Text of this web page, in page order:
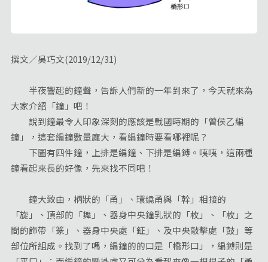
撰文／吳巧文(2019/12/31)
半夜響起的鐘聲，告訴人們新的一年到來了，今天就來為
大家介紹「鐘」吧！
說到鐘最令人印象深刻的應該是戰國時期的「曾侯乙編
鐘」，這套編鐘數量龐大，看編鐘時要看哪裡呢？
下圖有四件鐘，上排是編鐘、下排是編鎛。咦咦，這兩種
鐘看起來長的好像，先來找不同吧！
鐘大致由，柄狀的「甬」、環繞甬與「幹」相接的
「旋」、頂部的「舞」、器身中央鐘乳狀的「枚」、「枚」之
間的飾帶「篆」、器身中央處「鉦」、及中央敲擊處「鼓」等
部位所組成。找到了嗎，編鐘的的口是「橋形口」，編鎛則是